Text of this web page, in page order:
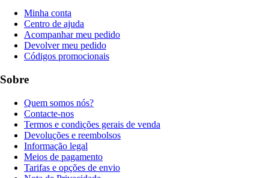
Minha conta
Centro de ajuda
Acompanhar meu pedido
Devolver meu pedido
Códigos promocionais
Sobre
Quem somos nós?
Contacte-nos
Termos e condições gerais de venda
Devoluções e reembolsos
Informação legal
Meios de pagamento
Tarifas e opções de envio